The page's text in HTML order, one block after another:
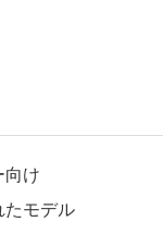
向け
たモデル